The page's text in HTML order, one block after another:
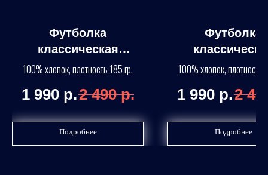
Футболка
классическая
"МОСТОВИК", черная
100% хлопок, плотность 185 гр.
1 990 р.2 490 р.
Подробнее
Футболка
"ВРАТАРЬ",
100% хлопок, плотность
1 990 р.2
Подробнее